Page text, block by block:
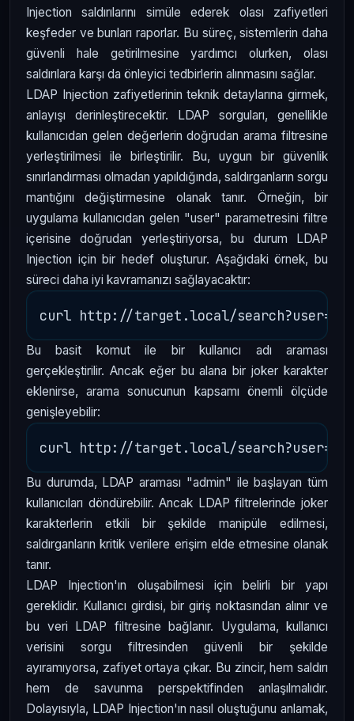
Injection saldırılarını simüle ederek olası zafiyetleri
keşfeder ve bunları raporlar. Bu süreç, sistemlerin daha
güvenli hale getirilmesine yardımcı olurken, olası
saldırılara karşı da önleyici tedbirlerin alınmasını sağlar.
LDAP Injection zafiyetlerinin teknik detaylarına girmek,
anlayışı derinleştirecektir. LDAP sorguları, genellikle
kullanıcıdan gelen değerlerin doğrudan arama filtresine
yerleştirilmesi ile birleştirilir. Bu, uygun bir güvenlik
sınırlandırması olmadan yapıldığında, saldırganların sorgu
mantığını değiştirmesine olanak tanır. Örneğin, bir
uygulama kullanıcıdan gelen "user" parametresini filtre
içerisine doğrudan yerleştiriyorsa, bu durum LDAP
Injection için bir hedef oluşturur. Aşağıdaki örnek, bu
süreci daha iyi kavramanızı sağlayacaktır:
Bu basit komut ile bir kullanıcı adı araması
gerçekleştirilir. Ancak eğer bu alana bir joker karakter
eklenirse, arama sonucunun kapsamı önemli ölçüde
genişleyebilir:
Bu durumda, LDAP araması "admin" ile başlayan tüm
kullanıcıları döndürebilir. Ancak LDAP filtrelerinde joker
karakterlerin etkili bir şekilde manipüle edilmesi,
saldırganların kritik verilere erişim elde etmesine olanak
tanır.
LDAP Injection'ın oluşabilmesi için belirli bir yapı
gereklidir. Kullanıcı girdisi, bir giriş noktasından alınır ve
bu veri LDAP filtresine bağlanır. Uygulama, kullanıcı
verisini sorgu filtresinden güvenli bir şekilde
ayıramıyorsa, zafiyet ortaya çıkar. Bu zincir, hem saldırı
hem de savunma perspektifinden anlaşılmalıdır.
Dolayısıyla, LDAP Injection'ın nasıl oluştuğunu anlamak,